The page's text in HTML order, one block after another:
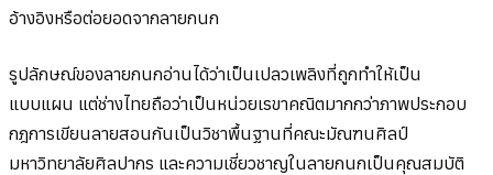
อ้างอิงหรือต่อยอดจากลายกนก
รูปลักษณ์ของลายกนกอ่านได้ว่าเป็นเปลวเพลิงที่ถูกทำให้เป็น
แบบแผน แต่ช่างไทยถือว่าเป็นหน่วยเรขาคณิตมากกว่าภาพประกอบ
กฎการเขียนลายสอนกันเป็นวิชาพื้นฐานที่คณะมัณฑนศิลป์
มหาวิทยาลัยศิลปากร และความเชี่ยวชาญในลายกนกเป็นคุณสมบัติ